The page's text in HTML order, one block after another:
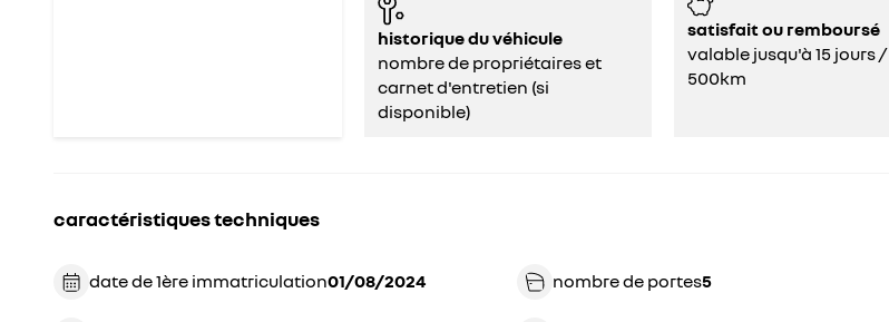
historique du véhicule
nombre de propriétaires et
carnet d'entretien (si
disponible)
satisfait ou remboursé
valable jusqu'à 15 jours /
500km
caractéristiques techniques
date de 1ère immatriculation 01/08/2024 nombre de portes5